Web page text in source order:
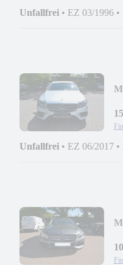
Unfallfrei • EZ 03/1996 •
Unfallfrei • EZ 06/2017 •